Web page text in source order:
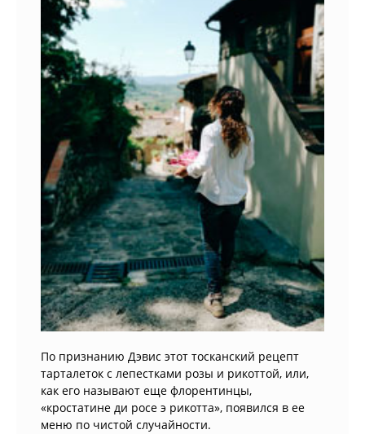
По признанию Дэвис этот тосканский рецепт
тарталеток с лепестками розы и рикоттой, или,
как его называют еще флорентинцы,
«кростатине ди роcе э рикотта», появился в ее
меню по чистой случайности.